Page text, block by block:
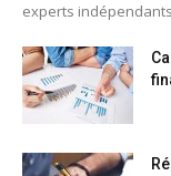
experts